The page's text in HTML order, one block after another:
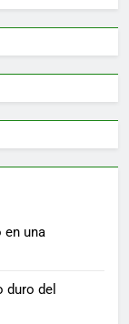
en una
duro del